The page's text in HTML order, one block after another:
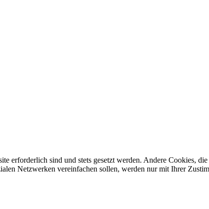
erforderlich sind und stets gesetzt werden. Andere Cookies,
Netzwerken vereinfachen sollen, werden nur mit Ihrer